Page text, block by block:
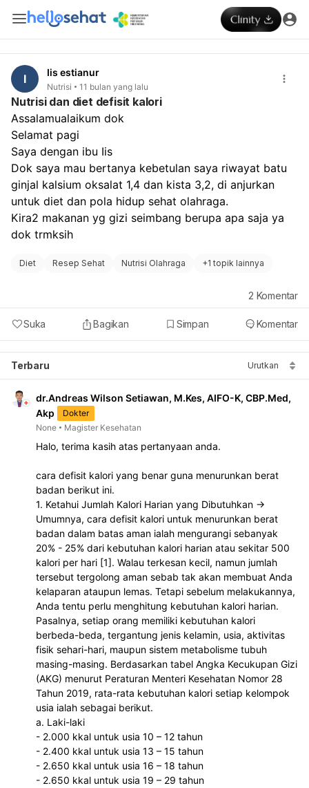
I Iis estianur
Nutrisi 11 bulan yang lalu
Nutrisi dan diet defisit kalori
Assalamualaikum dok
Selamat pagi
Saya dengan ibu Iis
Dok saya mau bertanya kebetulan saya riwayat batu
ginjal kalsium oksalat 1,4 dan kista 3,2, di anjurkan
untuk diet dan pola hidup sehat olahraga.
Kira2 makanan yg gizi seimbang berupa apa saja ya
dok trmksih
Diet Resep Sehat Nutrisi Olahraga +1 topik lainnya
Suka Bagikan Simpan Komentar
2 Komentar
Terbaru Urutkan
dr.Andreas Wilson Setiawan, M.Kes, AIFO-K, CBP.Med,
Akp
Dokter
None
Magister Kesehatan
Halo, terima kasih atas pertanyaan anda.
cara defisit kalori yang benar guna menurunkan berat
badan berikut ini.
1. Ketahui Jumlah Kalori Harian yang Dibutuhkan ->
Umumnya, cara defisit kalori untuk menurunkan berat
badan dalam batas aman ialah mengurangi sebanyak
20% - 25% dari kebutuhan kalori harian atau sekitar 500
kalori per hari [1]. Walau terkesan kecil, namun jumlah
tersebut tergolong aman sebab tak akan membuat Anda
kelaparan ataupun lemas. Tetapi sebelum melakukannya,
Anda tentu perlu menghitung kebutuhan kalori harian.
Pasalnya, setiap orang memiliki kebutuhan kalori
berbeda-beda, tergantung jenis kelamin, usia, aktivitas
fisik sehari-hari, maupun sistem metabolisme tubuh
masing-masing. Berdasarkan tabel Angka Kecukupan Gizi
(AKG) menurut Peraturan Menteri Kesehatan Nomor 28
Tahun 2019, rata-rata kebutuhan kalori setiap kelompok
usia ialah sebagai berikut.
a. Laki-laki
- 2.000 kkal untuk usia 10 – 12 tahun
- 2.400 kkal untuk usia 13 – 15 tahun
- 2.650 kkal untuk usia 16 – 18 tahun
- 2.650 kkal untuk usia 19 – 29 tahun